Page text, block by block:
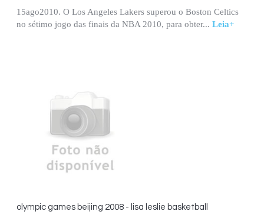
15ago2010. O Los Angeles Lakers superou o Boston Celtics
no sétimo jogo das finais da NBA 2010, para obter... Leia+
olympic games beijing 2008 - lisa leslie basketball